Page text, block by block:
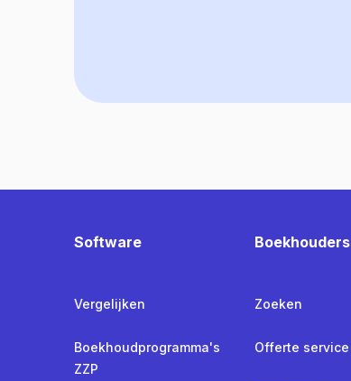
Software
Vergelijken
Boekhoudprogramma's
ZZP
Boekhouders
Zoeken
Offerte service